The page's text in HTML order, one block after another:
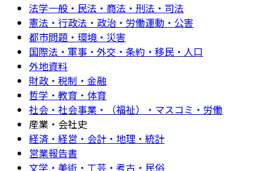
法学一般・民法・商法・刑法・司法
憲法・行政法・政治・労働運動・公害
都市問題・環境・災害
国際法・軍事・外交・条約・移民・人口
外地資料
財政・税制・金融
哲学・教育・体育
社会・社会事業・（福祉）・マスコミ・労働
産業・会社史
経済・経営・会計・地理・統計
営業報告書
文学・美術・工芸・考古・民俗